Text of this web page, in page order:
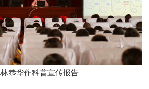
林恭华作科普宣传报告